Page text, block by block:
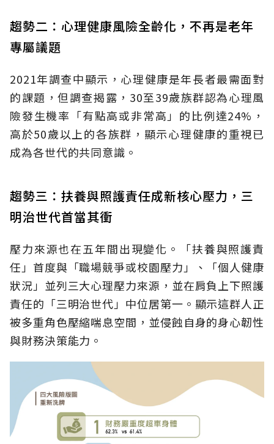
趨勢二：心理健康風險全齡化，不再是老年
專屬議題
2021年調查中顯示，心理健康是年長者最需面對
的課題，但調查揭露，30至39歲族群認為心理風
險發生機率「有點高或非常高」的比例達24%，
高於50歲以上的各族群，顯示心理健康的重視已
成為各世代的共同意識。
趨勢三：扶養與照護責任成新核心壓力，三
明治世代首當其衝
壓力來源也在五年間出現變化。「扶養與照護責
任」首度與「職場競爭或校園壓力」、「個人健康
狀況」並列三大心理壓力來源，並在肩負上下照護
責任的「三明治世代」中位居第一。顯示這群人正
被多重角色壓縮喘息空間，並侵蝕自身的身心韌性
與財務決策能力。